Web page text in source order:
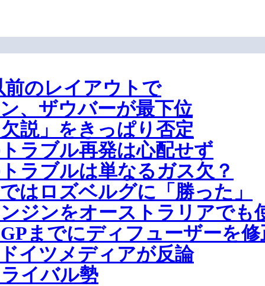
前のレイアウトで
、ザウバーが最下位
説」をきっぱり否定
ラブル再発は心配せず
ラブルは単なるガス欠？
はロズベルグに「勝った」
ジンをオーストラリアでも
までにディフューザーを修
イツメディアが反論
イバル勢